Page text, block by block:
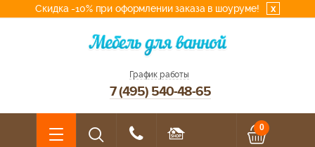
Скидка -10% при оформлении заказа в шоуруме! x
График работы
7 (495) 540-48-65
0